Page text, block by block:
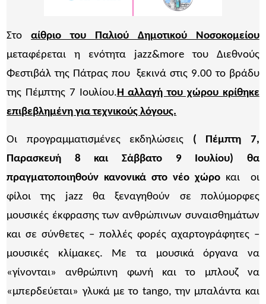
Στοαίθριο του Παλιού Δημοτικού Νοσοκομείου
μεταφέρεται η ενότητα jazz&more του Διεθνούς
Φεστιβάλ της Πάτρας που ξεκινά στις 9.00 το βράδυ
της Πέμπτης 7 Ιουλίου.Η αλλαγή του χώρου κρίθηκε
επιβεβλημένη για τεχνικούς λόγους.
Οι προγραμματισμένες εκδηλώσεις ( Πέμπτη 7,
Παρασκευή 8 και Σάββατο 9 Ιουλίου) θα
πραγματοποιηθούν κανονικά στο νέο χώροκαι οι
φίλοι της jazz θα ξεναγηθούν σε πολύμορφες
μουσικές έκφρασης των ανθρώπινων συναισθημάτων
και σε σύνθετες – πολλές φορές αχαρτογράφητες –
μουσικές κλίμακες. Mε τα μουσικά όργανα να
«γίνονται» ανθρώπινη φωνή και το μπλουζ να
«μπερδεύεται» γλυκά με το tango, την μπαλάντα και